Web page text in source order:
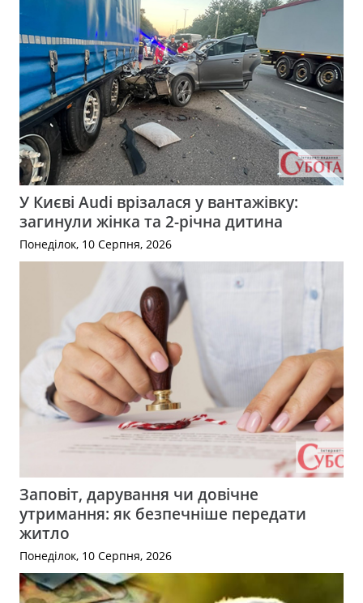
У Києві Audi врізалася у вантажівку:
загинули жінка та 2-річна дитина
Понеділок, 10 Серпня, 2026
Заповіт, дарування чи довічне
утримання: як безпечніше передати
житло
Понеділок, 10 Серпня, 2026